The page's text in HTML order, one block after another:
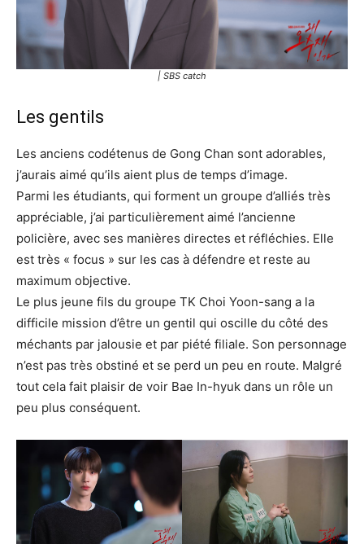
| SBS catch
Les gentils
Les anciens codétenus de Gong Chan sont adorables,
j’aurais aimé qu’ils aient plus de temps d’image.
Parmi les étudiants, qui forment un groupe d’alliés très
appréciable, j’ai particulièrement aimé l’ancienne
policière, avec ses manières directes et réfléchies. Elle
est très « focus » sur les cas à défendre et reste au
maximum objective.
Le plus jeune fils du groupe TK Choi Yoon-sang a la
difficile mission d’être un gentil qui oscille du côté des
méchants par jalousie et par piété filiale. Son personnage
n’est pas très obstiné et se perd un peu en route. Malgré
tout cela fait plaisir de voir Bae In-hyuk dans un rôle un
peu plus conséquent.